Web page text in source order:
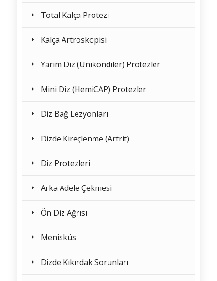
Total Kalça Protezi
Kalça Artroskopisi
Yarım Diz (Unikondiler) Protezler
Mini Diz (HemiCAP) Protezler
Diz Bağ Lezyonları
Dizde Kireçlenme (Artrit)
Diz Protezleri
Arka Adele Çekmesi
Ön Diz Ağrısı
Menisküs
Dizde Kıkırdak Sorunları